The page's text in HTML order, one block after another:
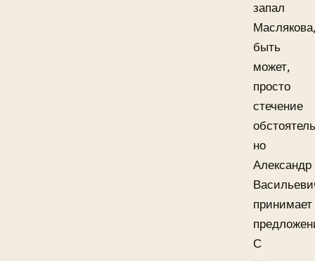
запал
быть
может,
просто
стечение
но
Александр
принимает
С